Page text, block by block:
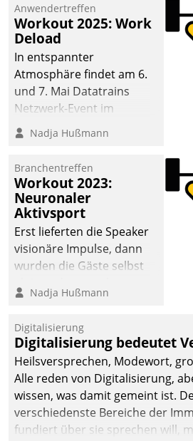
Anwendertreffen
Workout 2025: Work
Deload
In entspannter
Atmosphäre findet am 6.
und 7. Mai Datatrains
Netzwerk-Event im
Kunden- und Partnerkreis
statt. Zentrale Frage: Wie
Mammutprojekte
meistern und Workloads
wuppen – bei zunehmend
anspruchsvollen
Aufgaben und
abnehmendem
Nadja Hußmann
Branchentreffen
Workout 2023:
Neuronaler
Aktivsport
Erst lieferten die Speaker
visionäre Impulse, dann
wurden die Gäste selbst
methodisch
Quartier. Dazwischen
zeigte Datatrain, was es
Neues zu bieten hat.
Nadja Hußmann
Digitalisierung
Digitalisierung bedeutet
Heilsversprechen, Modewort,
Alle reden von Digitalisierung,
wissen, was damit gemeint ist.
verschiedenste Bereiche der
fundiert über sie sprechen will,